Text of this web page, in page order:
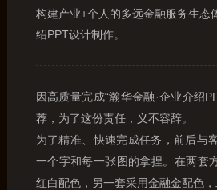
构建产业+个人的多远金融服务生态
绍PPT设计制作。
因高质量完成“瀚华金融·企业介绍
荐，为了这份责任，义不容辞。
为了精准、快速完成任务，前后与
一个字和每一张图的拿捏。在两套
红白配色，另一套采用金融金配色，